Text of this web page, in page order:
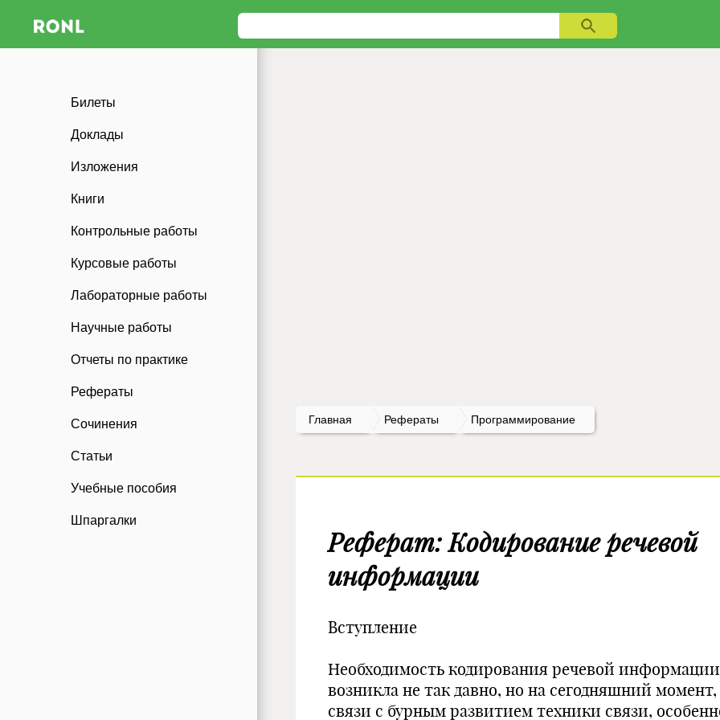
Билеты
Доклады
Изложения
Книги
Контрольные работы
Курсовые работы
Лабораторные работы
Научные работы
Отчеты по практике
Рефераты
Сочинения
Статьи
Учебные пособия
Шпаргалки
Главная Рефераты Программирование
Реферат: Кодирование речевой
информации
Вступление
Необходимость кодирования речевой информации
возникла не так давно, но на сегодняшний момент,
связи с бурным развитием техники связи,